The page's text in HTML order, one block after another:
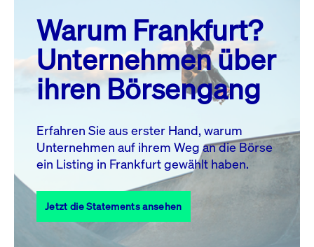
MO. DI. MI. DO. FR. SA. SO.
1
2
3
4 5 6 7 8
10 11 13 14
17
18 19 20 21 22
23
27 28
31
Warum Frankfurt?
Unternehmen über
ihren Börsengang
Erfahren Sie aus erster Hand, warum
Unternehmen auf ihrem Weg an die Börse
ein Listing in Frankfurt gewählt haben.
Jetzt die Statements ansehen